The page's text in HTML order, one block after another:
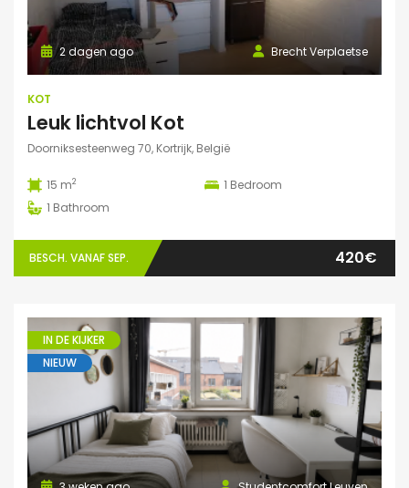
Brecht Verplaetse
2 dagen ago
KOT
Leuk lichtvol Kot
Doorniksesteenweg 70, Kortrijk, België
15 m2 1 Bedroom
1 Bathroom
BESCH. VANAF SEP. 420€
IN DE KIJKER
NIEUW